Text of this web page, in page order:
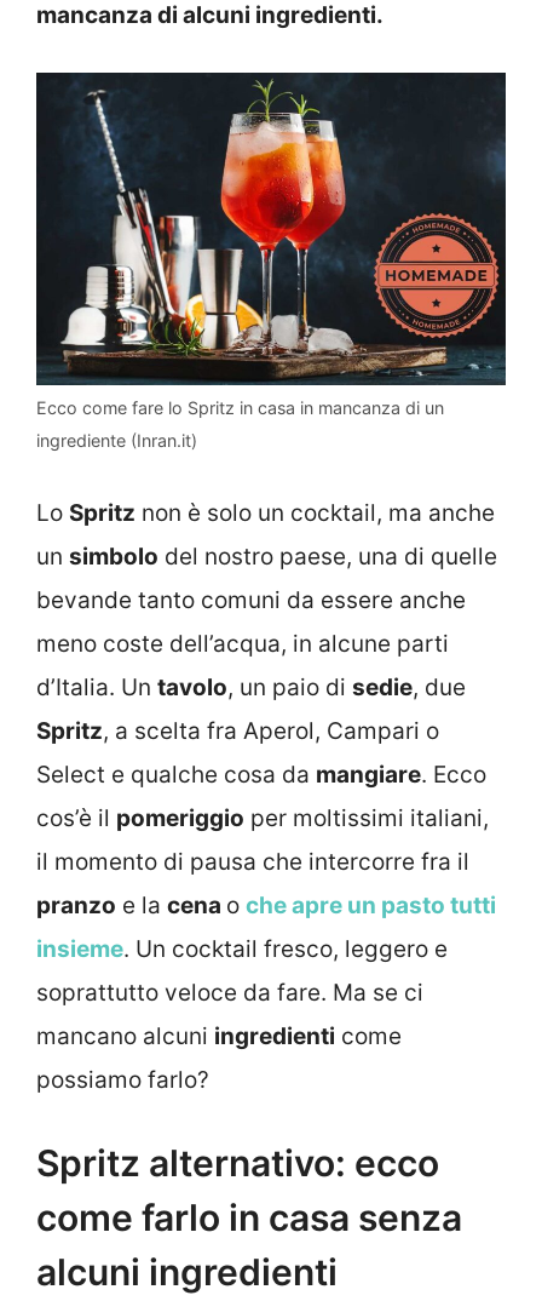
mancanza di alcuni ingredienti.
Ecco come fare lo Spritz in casa in mancanza di un
ingrediente (Inran.it)
Lo Spritz non è solo un cocktail, ma anche
un simbolo del nostro paese, una di quelle
bevande tanto comuni da essere anche
meno coste dell’acqua, in alcune parti
d’Italia. Un tavolo, un paio di sedie, due
Spritz, a scelta fra Aperol, Campari o
Select e qualche cosa da mangiare. Ecco
cos’è il pomeriggio per moltissimi italiani,
il momento di pausa che intercorre fra il
pranzo e la cena o che apre un pasto tutti
insieme. Un cocktail fresco, leggero e
soprattutto veloce da fare. Ma se ci
mancano alcuni ingredienti come
possiamo farlo?
Spritz alternativo: ecco
come farlo in casa senza
alcuni ingredienti